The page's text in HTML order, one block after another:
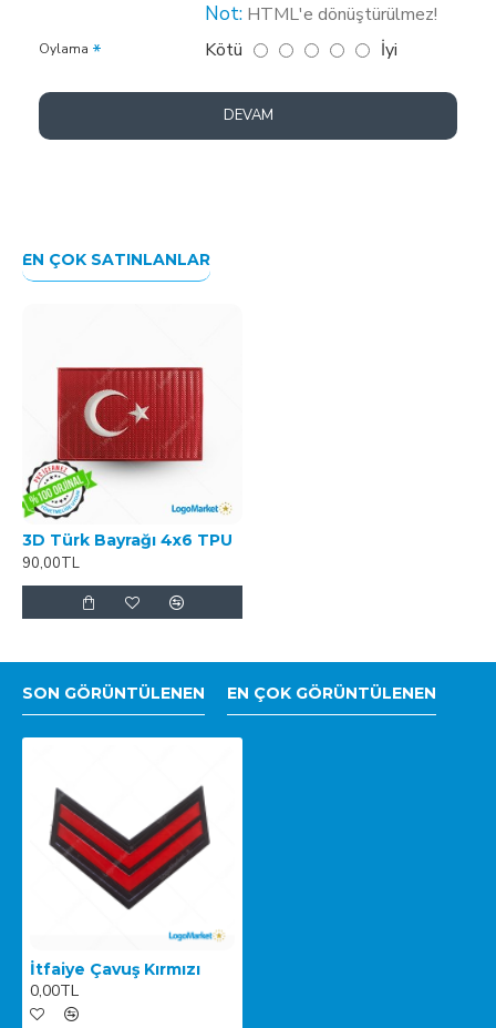
Not: HTML'e dönüştürülmez!
Oylama Kötü İyi
DEVAM
EN ÇOK SATINLANLAR
3D Türk Bayrağı 4x6 TPU
90,00TL
SON GÖRÜNTÜLENEN EN ÇOK GÖRÜNTÜLENEN
İtfaiye Çavuş Kırmızı
0,00TL